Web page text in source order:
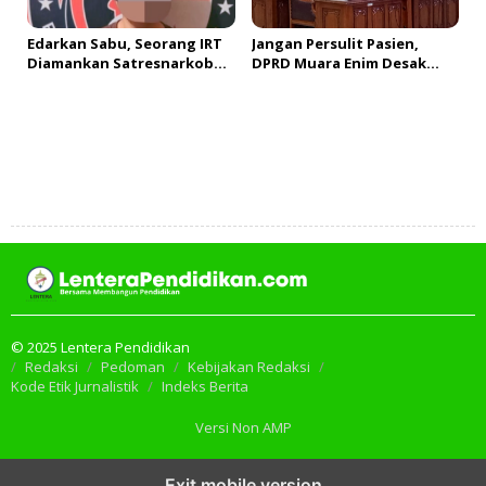
Edarkan Sabu, Seorang IRT
Diamankan Satresnarkoba
Jangan Persulit Pasien,
DPRD Muara Enim Desak
© 2025 Lentera Pendidikan
Redaksi
Pedoman
Kebijakan Redaksi
Kode Etik Jurnalistik
Indeks Berita
Versi Non AMP